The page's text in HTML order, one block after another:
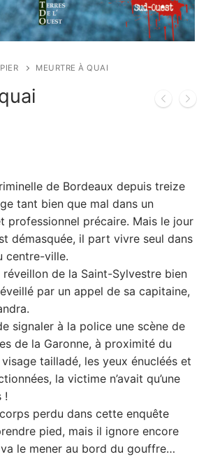
MEURTRE À QUAI
de Bordeaux depuis treize
tant bien que mal dans un
professionnel précaire. Mais le jour
démasquée, il part vivre seul dans
centre-ville.
réveillon de la Saint-Sylvestre bien
par un appel de sa capitaine,
signaler à la police une scène de
de la Garonne, à proximité du
tailladé, les yeux énucléés et
la victime n’avait qu’une
!
perdu dans cette enquête
pied, mais il ignore encore
le mener au bord du gouffre…